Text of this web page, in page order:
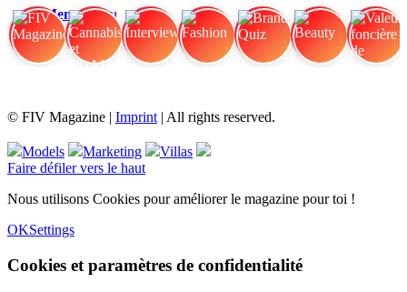
Menu Menu
© FIV Magazine | Imprint | All rights reserved.
Models Marketing
Villas
Faire défiler vers le haut
Nous utilisons Cookies pour améliorer le magazine pour toi !
OKSettings
Cookies et paramètres de confidentialité